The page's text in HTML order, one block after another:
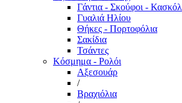
Γάντια - Σκούφοι - Κασκόλ
Γυαλιά Ηλίου
Θήκες - Πορτοφόλια
Σακίδια
Τσάντες
Κόσμημα - Ρολόι
Αξεσουάρ
/
Βραχιόλια